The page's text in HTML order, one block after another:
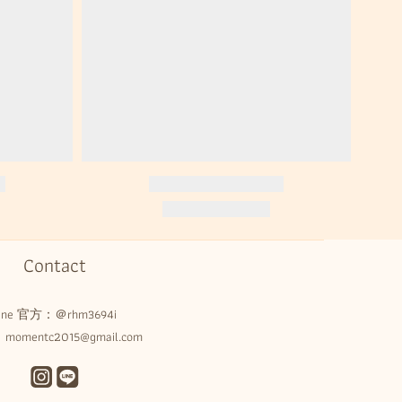
Contact
官方： ＠rhm3694i